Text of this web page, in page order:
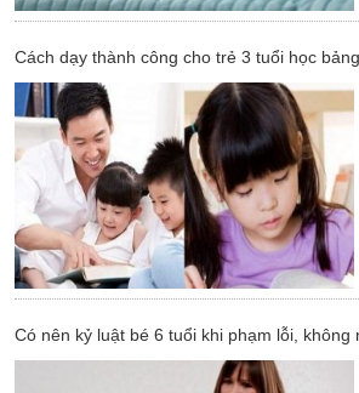
Cách dạy thành công cho trẻ 3 tuổi học
Có nên kỷ luật bé 6 tuổi khi phạm lỗi, không